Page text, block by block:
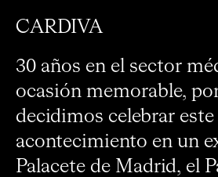
CARDIVA
30 años en el sector
ocasión memorable,
decidimos celebrar
acontecimiento en un
Palacete de Madrid, el